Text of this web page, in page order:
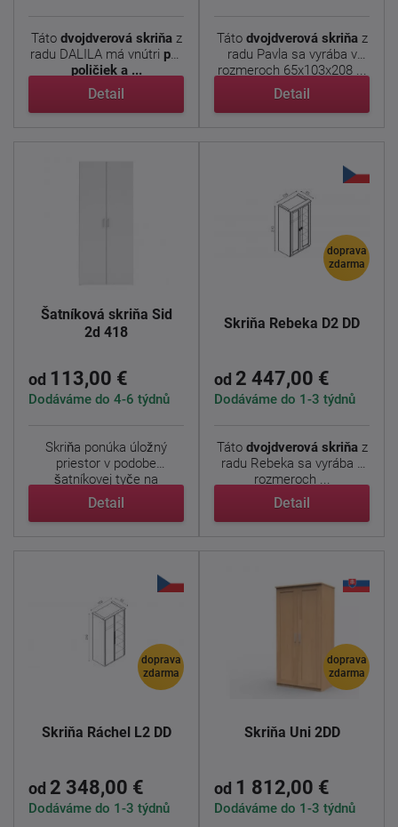
Táto dvojdverová skriňaz
radu DALILA má vnútri päť
poličiek a ...
Detail
Táto dvojdverová skriňaz
radu Pavla sa vyrába v
rozmeroch 65x103x208 ...
Detail
Šatníková skriňa Sid
2d 418
od 113,00 €
Dodáváme do 4-6 týdnů
Skriňa ponúka úložný
priestor v podobe
šatníkovej tyče na
zavesenie ...
Detail
doprava
zdarma
Skriňa Rebeka D2 DD
od 2 447,00 €
Dodáváme do 1-3 týdnů
Táto dvojdverová skriňaz
radu Rebeka sa vyrába v
rozmeroch ...
Detail
doprava
zdarma
Skriňa Ráchel L2 DD
od 2 348,00 €
Dodáváme do 1-3 týdnů
doprava
zdarma
Skriňa Uni 2DD
od 1 812,00 €
Dodáváme do 1-3 týdnů